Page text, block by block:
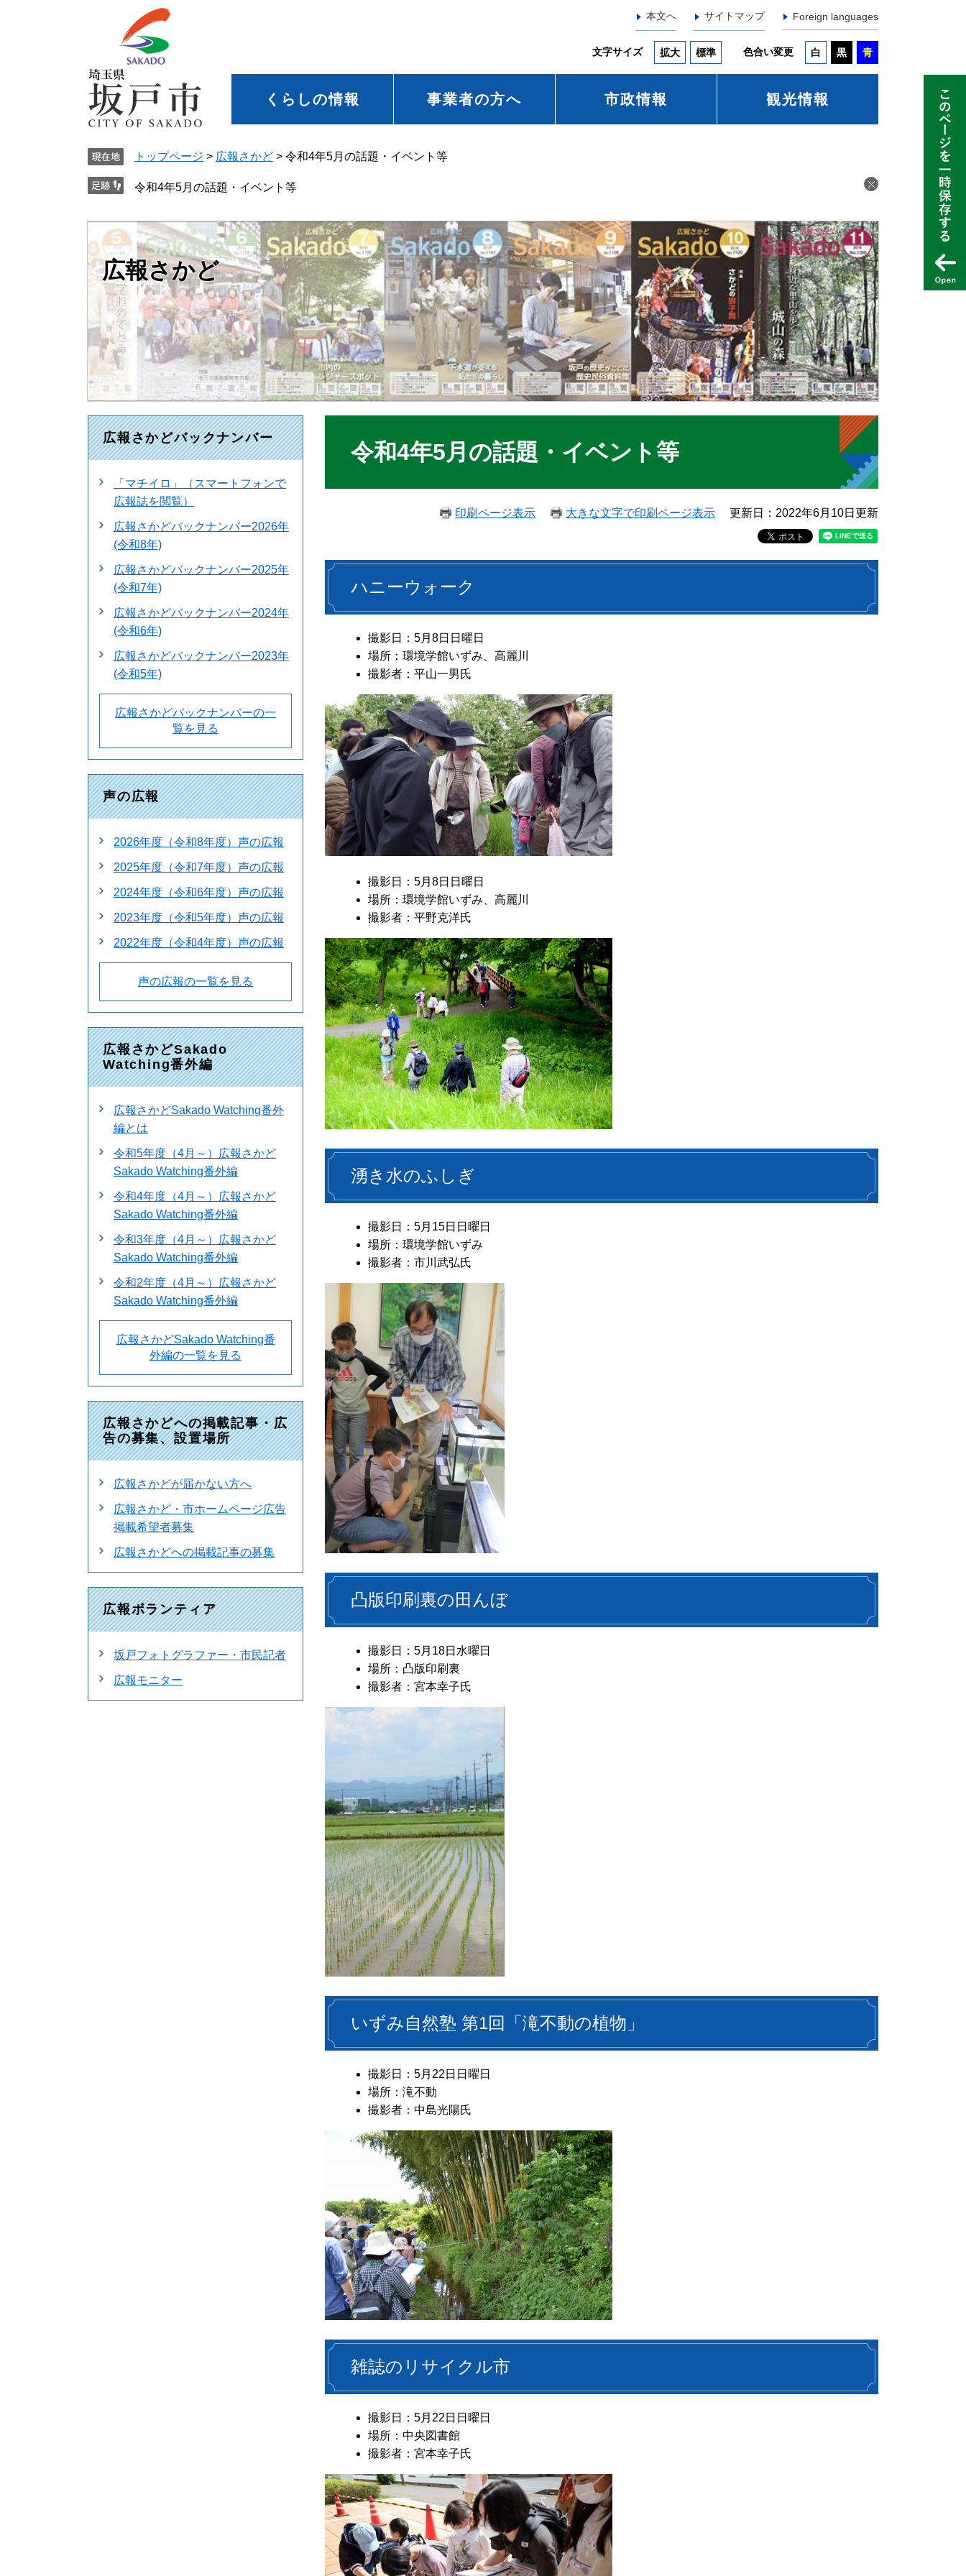
本文へ サイトマップ Foreign languages
文字サイズ 拡大 標準 色合い変更 白 黒 青
くらしの情報 事業者の方へ 市政情報 観光情報
トップページ > 広報さかど > 令和4年5月の話題・イベント等
令和4年5月の話題・イベント等
広報さかど
令和4年5月の話題・イベント等
印刷ページ表示 大きな文字で印刷ページ表示 更新日：2022年6月10日更新
ハニーウォーク
撮影日：5月8日日曜日
場所：環境学館いずみ、高麗川
撮影者：平山一男氏
撮影日：5月8日日曜日
場所：環境学館いずみ、高麗川
撮影者：平野克洋氏
湧き水のふしぎ
撮影日：5月15日日曜日
場所：環境学館いずみ
撮影者：市川武弘氏
凸版印刷裏の田んぼ
撮影日：5月18日水曜日
場所：凸版印刷裏
撮影者：宮本幸子氏
いずみ自然塾 第1回「滝不動の植物」
撮影日：5月22日日曜日
場所：滝不動
撮影者：中島光陽氏
雑誌のリサイクル市
撮影日：5月22日日曜日
場所：中央図書館
撮影者：宮本幸子氏
広報さかどバックナンバー
「マチイロ」（スマートフォンで
広報誌を閲覧）
広報さかどバックナンバー2026年
(令和8年)
広報さかどバックナンバー2025年
(令和7年)
広報さかどバックナンバー2024年
(令和6年)
広報さかどバックナンバー2023年
(令和5年)
広報さかどバックナンバーの一
覧を見る
声の広報
2026年度（令和8年度）声の広報
2025年度（令和7年度）声の広報
2024年度（令和6年度）声の広報
2023年度（令和5年度）声の広報
2022年度（令和4年度）声の広報
声の広報の一覧を見る
広報さかどSakado
Watching番外編
広報さかどSakado Watching番外
編とは
令和5年度（4月～）広報さかど
Sakado Watching番外編
令和4年度（4月～）広報さかど
Sakado Watching番外編
令和3年度（4月～）広報さかど
Sakado Watching番外編
令和2年度（4月～）広報さかど
Sakado Watching番外編
広報さかどSakado Watching番
外編の一覧を見る
広報さかどへの掲載記事・広
告の募集、設置場所
広報さかどが届かない方へ
広報さかど・市ホームページ広告
掲載希望者募集
広報さかどへの掲載記事の募集
広報ボランティア
坂戸フォトグラファー・市民記者
広報モニター